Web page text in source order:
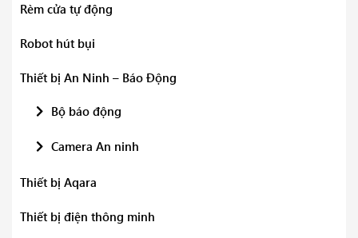
Rèm cửa tự động
Robot hút bụi
Thiết bị An Ninh – Báo Động
Bộ báo động
Camera An ninh
Thiết bị Aqara
Thiết bị điện thông minh